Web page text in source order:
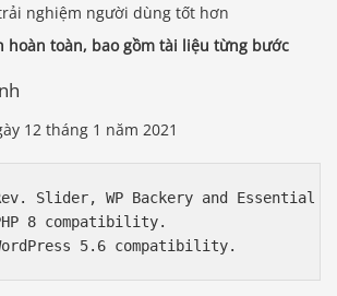
nghiệm người dùng tốt hơn
hoàn toàn, bao gồm tài liệu từng bước
12 tháng 1 năm 2021
Slider, WP Backery and
8 compatibility.